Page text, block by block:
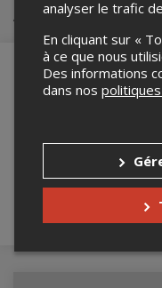
Achat de billets
analyser le trafic
En cliquant sur «
à ce que nous
Des informations
dans nos